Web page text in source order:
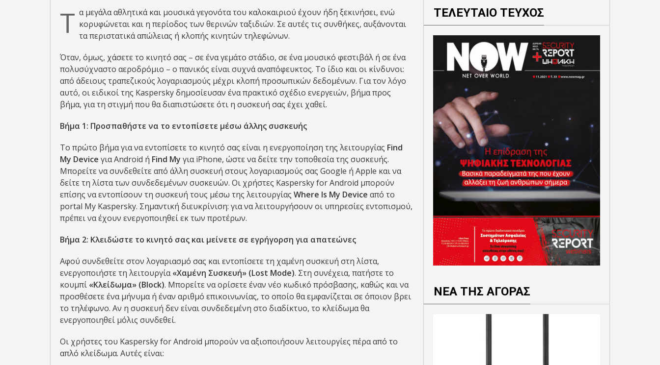
Τ α μεγάλα αθλητικά και μουσικά γεγονότα του καλοκαιριού έχουν ήδη ξεκινήσει, ενώ
κορυφώνεται και η περίοδος των θερινών ταξιδιών. Σε αυτές τις συνθήκες, αυξάνονται
τα περιστατικά απώλειας ή κλοπής κινητών τηλεφώνων.
Όταν, όμως, χάσετε το κινητό σας – σε ένα γεμάτο στάδιο, σε ένα μουσικό φεστιβάλ ή σε ένα
πολυσύχναστο αεροδρόμιο – ο πανικός είναι συχνά αναπόφευκτος. Το ίδιο και οι κίνδυνοι:
από άδειους τραπεζικούς λογαριασμούς μέχρι κλοπή προσωπικών δεδομένων. Για τον λόγο
αυτό, οι ειδικοί της Kaspersky δημοσίευσαν ένα πρακτικό σχέδιο ενεργειών, βήμα προς
βήμα, για τη στιγμή που θα διαπιστώσετε ότι η συσκευή σας έχει χαθεί.
Βήμα 1: Προσπαθήστε να το εντοπίσετε μέσω άλλης συσκευής
Το πρώτο βήμα για να εντοπίσετε το κινητό σας είναι η ενεργοποίηση της λειτουργίας Find
My Device για Android ή Find My για iPhone, ώστε να δείτε την τοποθεσία της συσκευής.
Μπορείτε να συνδεθείτε από άλλη συσκευή στους λογαριασμούς σας Google ή Apple και να
δείτε τη λίστα των συνδεδεμένων συσκευών. Οι χρήστες Kaspersky for Android μπορούν
επίσης να εντοπίσουν τη συσκευή τους μέσω της λειτουργίας Where Is My Device από το
portal My Kaspersky. Σημαντική διευκρίνιση: για να λειτουργήσουν οι υπηρεσίες εντοπισμού,
πρέπει να έχουν ενεργοποιηθεί εκ των προτέρων.
Βήμα 2: Κλειδώστε το κινητό σας και μείνετε σε εγρήγορση για απατεώνες
Αφού συνδεθείτε στον λογαριασμό σας και εντοπίσετε τη χαμένη συσκευή στη λίστα,
ενεργοποιήστε τη λειτουργία«Χαμένη Συσκευή» (Lost Mode). Στη συνέχεια, πατήστε το
κουμπί «Κλείδωμα» (Block). Μπορείτε να ορίσετε έναν νέο κωδικό πρόσβασης, καθώς και να
προσθέσετε ένα μήνυμα ή έναν αριθμό επικοινωνίας, το οποίο θα εμφανίζεται σε όποιον βρει
το τηλέφωνο. Αν η συσκευή δεν είναι συνδεδεμένη στο διαδίκτυο, το κλείδωμα θα
ενεργοποιηθεί μόλις συνδεθεί.
Οι χρήστες του Kaspersky for Android μπορούν να αξιοποιήσουν λειτουργίες πέρα από το
απλό κλείδωμα. Αυτές είναι:
ΤΕΛΕΥΤΑΙΟ ΤΕΥΧΟΣ
ΝΕΑ ΤΗΣ ΑΓΟΡΑΣ